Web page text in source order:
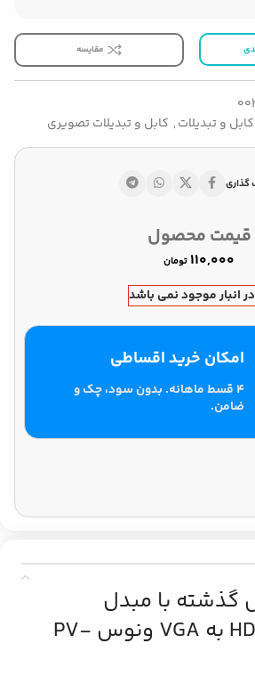
مقایسه
کابل و تبدیلات, کابل و تبدیلات تصویری
گذاری
قیمت محصول
تومان
در انبار موجود نمی باشد
امکان خرید اقساطی
۴ قسط ماهانه. بدون سود، چک و
ضامن.
با مبدل
باورنکردنی HDMI به VGA ونوس PV-